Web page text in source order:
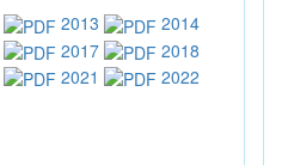
2013
2014
2017
2018
2021
2022